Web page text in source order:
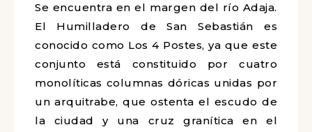
Se encuentra en el margen del río Adaja.
El Humilladero de San Sebastián es
conocido como Los 4 Postes, ya que este
conjunto está constituido por cuatro
monolíticas columnas dóricas unidas por
un arquitrabe, que ostenta el escudo de
la ciudad y una cruz granítica en el